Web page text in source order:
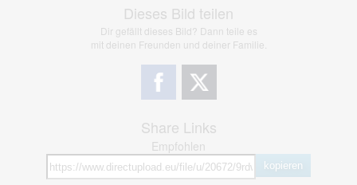
Dieses Bild teilen
Dir gefällt dieses Bild? Dann teile es
mit deinen Freunden und deiner Familie.
Share Links
Empfohlen
kopieren